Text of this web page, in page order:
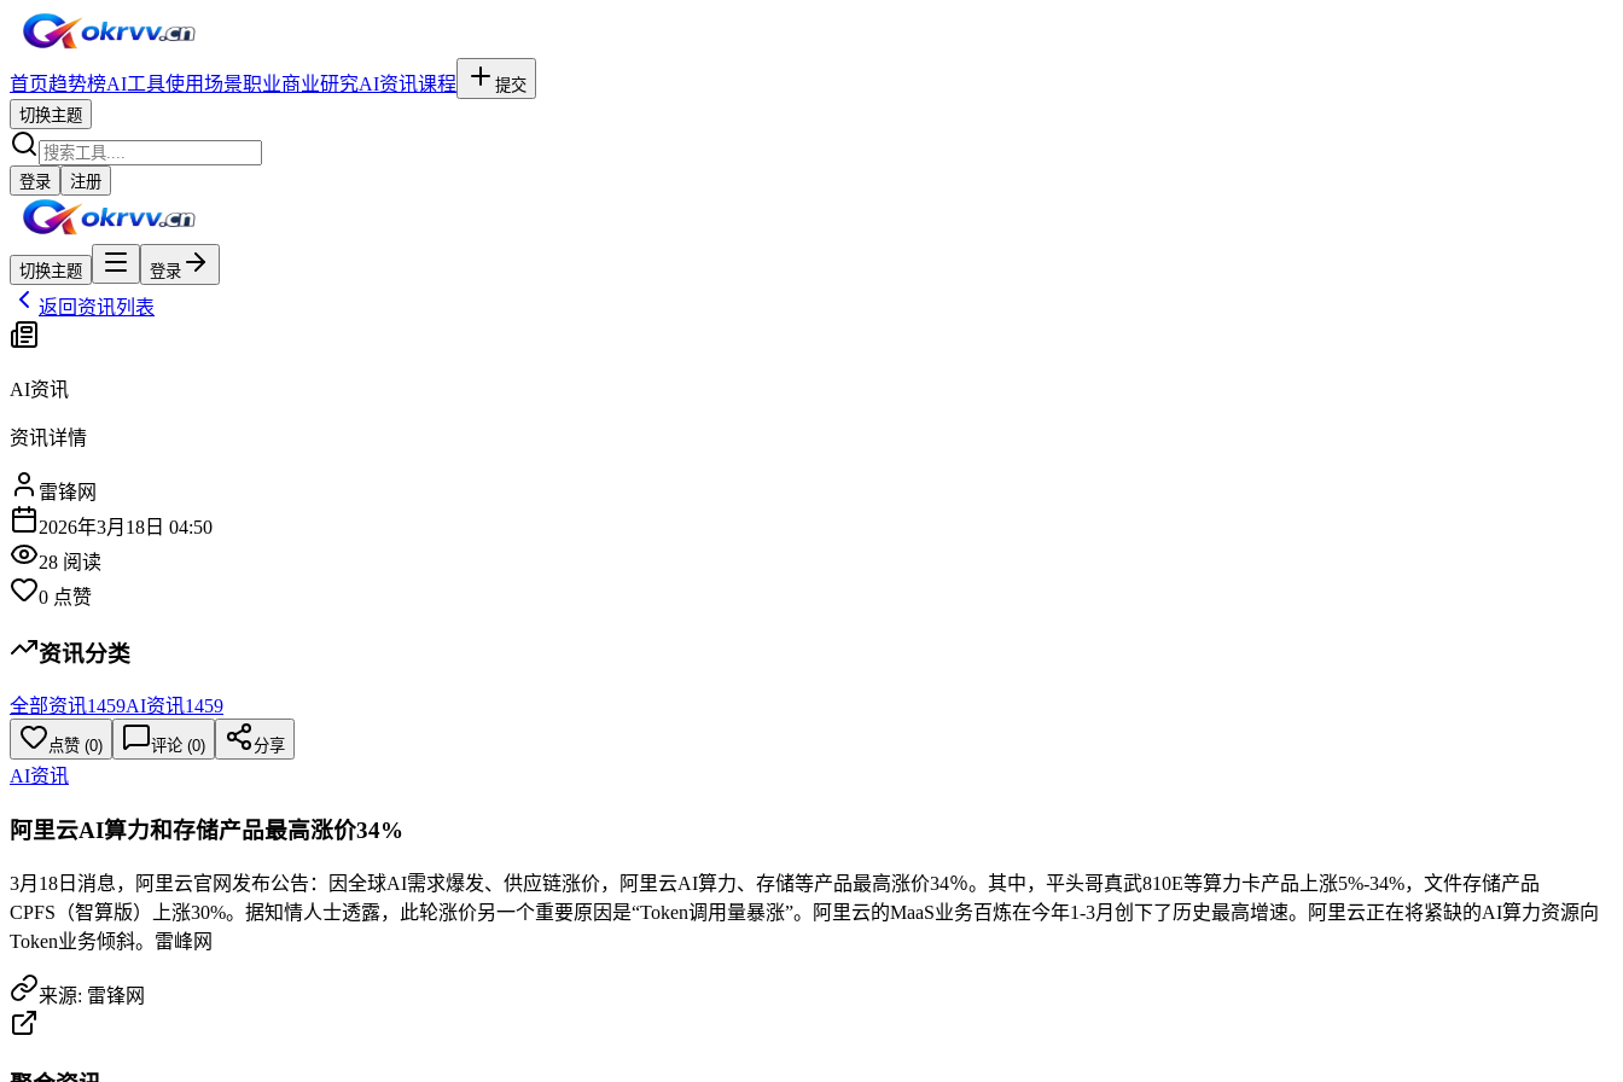
首页趋势榜AI工具使用场景职业商业研究AI资讯课程
提交
切换主题
登录 注册
切换主题 登录
返回资讯列表
AI资讯
资讯详情
雷锋网
2026年3月18日 04:50
28 阅读
0 点赞
资讯分类
全部资讯1459AI资讯1459
点赞 (0) 评论 (0) 分享
AI资讯
阿里云AI算力和存储产品最高涨价34%
3月18日消息，阿里云官网发布公告：因全球AI需求爆发、供应链涨价，阿里云AI算力、存储等产品最高涨价34％。其中，平头哥真武810E等算力卡产品上涨5%-34%，文件存储产品
CPFS（智算版）上涨30%。据知情人士透露，此轮涨价另一个重要原因是“Token调用量暴涨”。阿里云的MaaS业务百炼在今年1-3月创下了历史最高增速。阿里云正在将紧缺的AI算力资源向
Token业务倾斜。雷峰网
来源: 雷锋网